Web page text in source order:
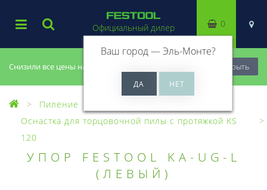
Снизили все цены на 20%, успей купить! Закрыть
Официальный дилер
Ваш город —Эль-Монте?
0
Пиление
Оснастка для торцовочной пилы с протяжкой KS
120
УПОР FESTOOL KA-UG-L
(ЛЕВЫЙ)